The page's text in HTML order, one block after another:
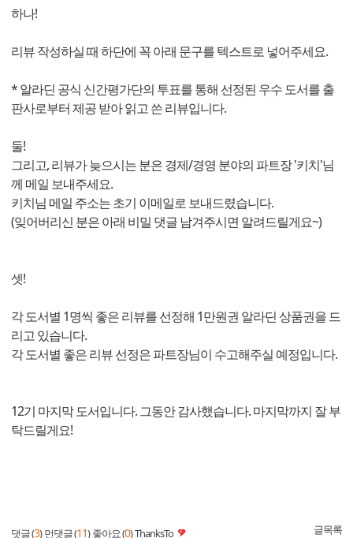
하나!
리뷰 작성하실 때 하단에 꼭 아래 문구를 텍스트로 넣어주세요.
* 알라딘 공식 신간평가단의 투표를 통해 선정된 우수 도서를 출
판사로부터 제공 받아 읽고 쓴 리뷰입니다.
둘!
그리고, 리뷰가 늦으시는 분은 경제/경영 분야의 파트장 '키치'님
께 메일 보내주세요.
키치님 메일 주소는 초기 이메일로 보내드렸습니다.
(잊어버리신 분은 아래 비밀 댓글 남겨주시면 알려드릴게요~)
셋!
각 도서별 1명씩 좋은 리뷰를 선정해 1만원권 알라딘 상품권을 드
리고 있습니다.
각 도서별 좋은 리뷰 선정은 파트장님이 수고해주실 예정입니다.
12기 마지막 도서입니다. 그동안 감사했습니다. 마지막까지 잘 부
탁드릴게요!
댓글 (3) 먼댓글 (11) 좋아요 (0)ThanksTo 글목록